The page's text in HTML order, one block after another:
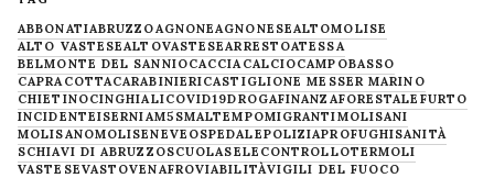
ABBONATIABRUZZOAGNONEAGNONESEALTOMOLISE
ALTO VASTESEALTOVASTESEARRESTOATESSA
BELMONTE DEL SANNIOCACCIACALCIOCAMPOBASSO
CAPRACOTTACARABINIERICASTIGLIONE MESSER MARINO
CHIETINOCINGHIALICOVID19DROGAFINANZAFORESTALE FURTO
INCIDENTEISERNIAM5SMALTEMPOMIGRANTIMOLISANI
MOLISANOMOLISENEVE OSPEDALEPOLIZIAPROFUGHISANITÀ
SCHIAVI DI ABRUZZOSCUOLASELECONTROLLOTERMOLI
VASTESEVASTOVENAFROVIABILITÀVIGILI DEL FUOCO